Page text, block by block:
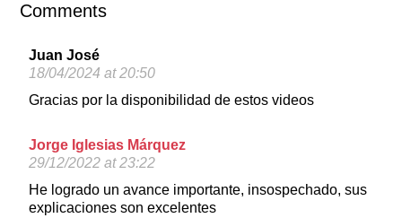
Comments
Juan José
18/04/2024 at 20:50
Gracias por la disponibilidad de estos videos
Jorge Iglesias Márquez
29/12/2022 at 23:22
He logrado un avance importante, insospechado, sus
explicaciones son excelentes